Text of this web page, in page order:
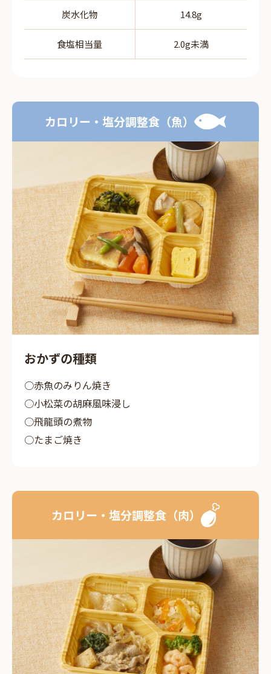
炭水化物 14.8g
食塩相当量 2.0g未満
カロリー・塩分調整食（魚）
おかずの種類
赤魚のみりん焼き
小松菜の胡麻風味浸し
飛龍頭の煮物
たまご焼き
カロリー・塩分調整食（肉）